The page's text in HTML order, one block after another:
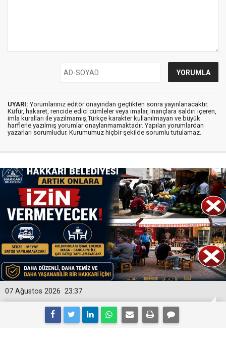
UYARI: Yorumlarınız editör onayından geçtikten sonra yayınlanacaktır.
Küfür, hakaret, rencide edici cümleler veya imalar, inançlara saldırı içeren,
imla kuralları ile yazılmamış,Türkçe karakter kullanılmayan ve büyük
harflerle yazılmış yorumlar onaylanmamaktadır. Yapılan yorumlardan
yazarları sorumludur. Kurumumuz hiçbir şekilde sorumlu tutulamaz.
23:37
07 Ağustos 2026